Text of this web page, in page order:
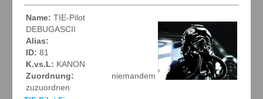
Name: TIE-Pilot
DEBUGASCII
Alias:
ID: 81
K.vs.L: KANON
Zuordnung: niemandem
zuzuordnen